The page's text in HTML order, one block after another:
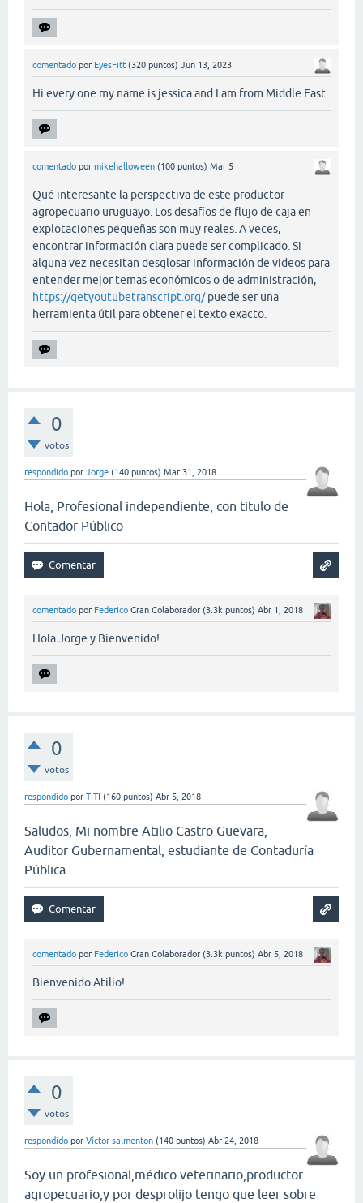
comentado por EyesFitt (320 puntos) Jun 13, 2023
Hi every one my name is jessica and I am from Middle East
comentado por mikehalloween (100 puntos) Mar 5
Qué interesante la perspectiva de este productor
agropecuario uruguayo. Los desafíos de flujo de caja en
explotaciones pequeñas son muy reales. A veces,
encontrar información clara puede ser complicado. Si
alguna vez necesitan desglosar información de videos para
entender mejor temas económicos o de administración,
https://getyoutubetranscript.org/puede ser una
herramienta útil para obtener el texto exacto.
0
votos
respondido por Jorge (140 puntos) Mar 31, 2018
Hola, Profesional independiente, con titulo de
Contador Público
comentado por Federico Gran Colaborador (3.3k puntos) Abr 1, 2018
Hola Jorge y Bienvenido!
0
votos
respondido por TITI (160 puntos) Abr 5, 2018
Saludos, Mi nombre Atilio Castro Guevara,
Auditor Gubernamental, estudiante de Contaduría
Pública.
comentado por Federico Gran Colaborador (3.3k puntos) Abr 5, 2018
Bienvenido Atilio!
0
votos
respondido por Víctor salmenton (140 puntos) Abr 24, 2018
Soy un profesional,médico veterinario,productor
agropecuario,y por desprolijo tengo que leer sobre